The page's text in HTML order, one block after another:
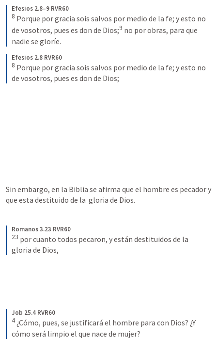
Efesios 2.8–9 RVR60
8 Porque por gracia sois salvos por medio de la fe; y esto no
de vosotros, pues es don de Dios;9 no por obras, para que
nadie se gloríe.
Efesios 2.8 RVR60
8 Porque por gracia sois salvos por medio de la fe; y esto no
de vosotros, pues es don de Dios;
Sin embargo, en la Biblia se afirma que el hombre es pecador y
que esta destituido de la  gloria de Dios.
Romanos 3.23 RVR60
23 por cuanto todos pecaron, y están destituidos de la
gloria de Dios,
Job 25.4 RVR60
4 ¿Cómo, pues, se justificará el hombre para con Dios? ¿Y
cómo será limpio el que nace de mujer?